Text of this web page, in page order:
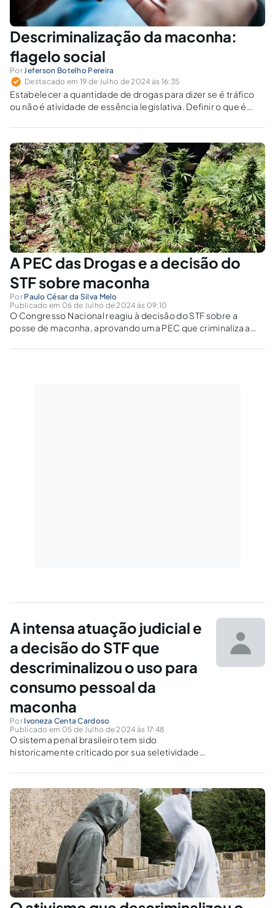
Descriminalização da maconha:
flagelo social
PorJeferson Botelho Pereira
Destacado em 19 de Julho de 2024 às 16:35
Estabelecer a quantidade de drogas para dizer se é tráfico
ou não é atividade de essência legislativa. Definir o que é
do Legislativo.
A PEC das Drogas e a decisão do
STF sobre maconha
Por Paulo César da Silva Melo
Publicado em 06 de Julho de 2024 às 09:10
O Congresso Nacional reagiu à decisão do STF sobre a
posse de maconha, aprovando uma PEC que criminaliza a
A intensa atuação judicial e
a decisão do STF que
descriminalizou o uso para
consumo pessoal da
maconha
Por Ivoneza Centa Cardoso
Publicado em 05 de Julho de 2024 às 17:48
O sistema penal brasileiro tem sido
historicamente criticado por sua seletividade
grupos sociais vulneráveis. A Teoria do Delito,
como proposta por Zaffaroni, sugere que o
Direito Penal é um mecanismo de contenção
do poder punitivo estatal,...